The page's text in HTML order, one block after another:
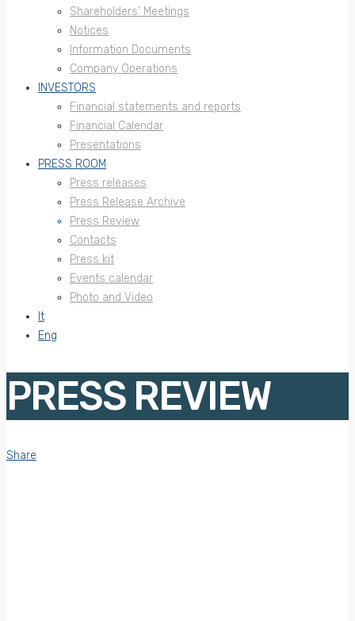
Shareholders’ Meetings
Notices
Information Documents
Company Operations
INVESTORS
Financial statements and reports
Financial Calendar
Presentations
PRESS ROOM
Press releases
Press Release Archive
Press Review
Contacts
Press kit
Events calendar
Photo and Video
It
Eng
PRESS REVIEW
Share